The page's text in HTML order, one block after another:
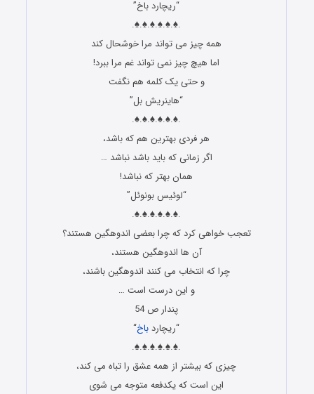
“ریچارد باخ”
.♠.♠.♠.♠.♠.♠.
همه چیز می تواند مرا خوشحال کند
اما هیچ چیز نمی تواند غم مرا ببرد!
و حتی یک کلمه هم نگفت
“هاینریش بل”
.♠.♠.♠.♠.♠.♠.
هر فردی بهترین هم که باشد،
اگر زمانی که باید باشد نباشد …
همان بهتر که نباشد!
“لوئیس بونوئل”
.♠.♠.♠.♠.♠.♠.
تعجب خواهی کرد که چرا بعضی اندوهگین هستند؟
آن ها اندوهگین هستند،
چرا که انتخاب می کنند اندوهگین باشند،
و این درست است …
پندار ص 54
“ریچاردباخ“
.♠.♠.♠.♠.♠.♠.
چیزی که بیشتر از همه عشق را تباه می کند،
این است که یکدفعه متوجه می شوی